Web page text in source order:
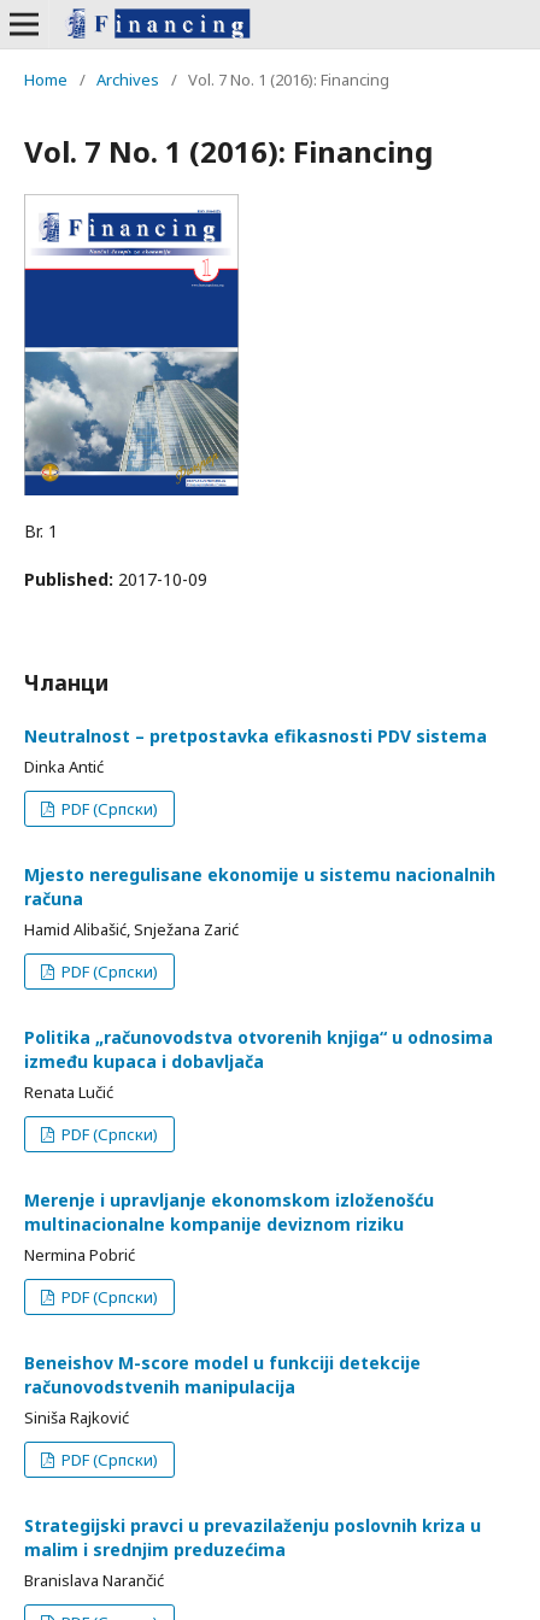
Home / Archives / Vol. 7 No. 1 (2016): Financing
Vol. 7 No. 1 (2016): Financing
Br. 1
Published: 2017-10-09
Чланци
Neutralnost – pretpostavka efikasnosti PDV sistema
Dinka Antić
PDF (Српски)
Mjesto neregulisane ekonomije u sistemu nacionalnih
računa
Hamid Alibašić, Snježana Zarić
PDF (Српски)
Politika „računovodstva otvorenih knjiga“ u odnosima
između kupaca i dobavljača
Renata Lučić
PDF (Српски)
Merenje i upravljanje ekonomskom izloženošću
multinacionalne kompanije deviznom riziku
Nermina Pobrić
PDF (Српски)
Beneishov M-score model u funkciji detekcije
računovodstvenih manipulacija
Siniša Rajković
PDF (Српски)
Strategijski pravci u prevazilaženju poslovnih kriza u
malim i srednjim preduzećima
Branislava Narančić